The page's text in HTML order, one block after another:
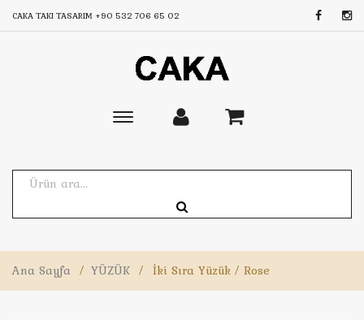
CAKA TAKI TASARIM +90 532 706 65 02
Toggle
Ana Sayfa / YÜZÜK / İki Sıra Yüzük / Rose